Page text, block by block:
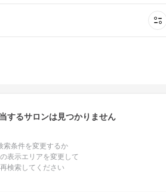
するサロンは見つかりません
索条件を変更するか
表示エリアを変更して
再検索してください